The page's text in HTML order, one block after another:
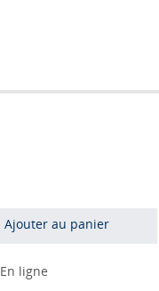
Ajouter au panier
En ligne